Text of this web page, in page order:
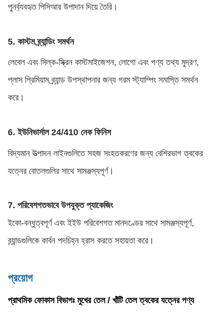
পুনর্ব্যবহৃত পিসিআর উপাদান দিয়ে তৈরি।
5. কাস্টম ব্র্যান্ডিং সমর্থন
লেবেল এবং সিল্ক-স্ক্রিন কাস্টমাইজেশন, লোগো এবং পণ্য তথ্য মুদ্রণ,
প্লাস প্রিমিয়াম ব্র্যান্ড উপস্থাপনার জন্য গরম স্ট্যাম্পিং সমাপ্তি সমর্থন
করে।
6. ইউনিভার্সাল 24/410 নেক ফিনিস
বিদ্যমান উত্পাদন লাইনগুলিতে সহজ সংহতকরণের জন্য বেশিরভাগ ত্বকের
যত্নের বোতলগুলির সাথে সামঞ্জস্যপূর্ণ।
7. পরিবেশগতভাবে উপযুক্ত প্যাকেজিং
ইকো-বন্ধুত্বপূর্ণ এবং ইইউ পরিবেশগত মানদণ্ডের সাথে সামঞ্জস্যপূর্ণ,
ব্র্যান্ডগুলিকে কার্বন পদচিহ্ন হ্রাস করতে সহায়তা করে।
প্রয়োগ
প্রাথমিক ফোকাস বিভাগঃ মুখের তেল / খাঁটি তেল ত্বকের যত্নের পণ্য